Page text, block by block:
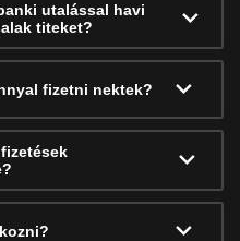
utalással havi
titeket?
fizetni nektek?